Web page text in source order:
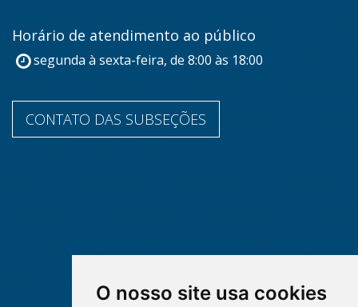
O nosso site usa cookies
Horário de atendimento ao público
segunda à sexta-feira, de 8:00 às 18:00
CONTATO DAS SUBSEÇÕES